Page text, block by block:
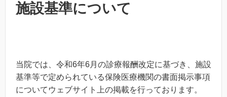
施設基準について
当院では、令和6年6月の診療報酬改定に基づき、施設
基準等で定められている保険医療機関の書面掲示事項
についてウェブサイト上の掲載を行っております。